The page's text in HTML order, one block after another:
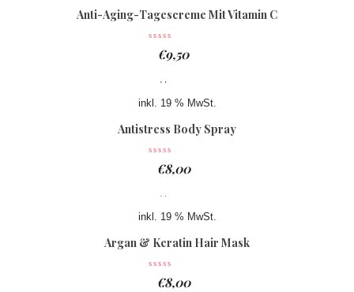
Anti-Aging-Tagescreme Mit Vitamin C
€9,50
inkl. 19 % MwSt.
Antistress Body Spray
€8,00
inkl. 19 % MwSt.
Argan & Keratin Hair Mask
€8,00